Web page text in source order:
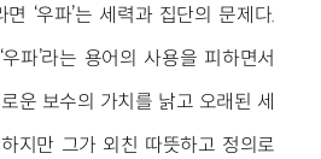
‘우파’는 세력과 집단의 문제다.
파’라는 용어의 사용을 피하면서
운 보수의 가치를 낡고 오래된 세
지만 그가 외친 따뜻하고 정의로